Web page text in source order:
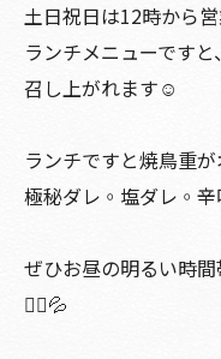
土日祝日は12時から
ランチメニューです
召し上がれます☺️
ランチですと焼鳥重
極秘ダレ◦塩ダレ◦辛
ぜひお昼の明るい時
🙇‍♀️💦